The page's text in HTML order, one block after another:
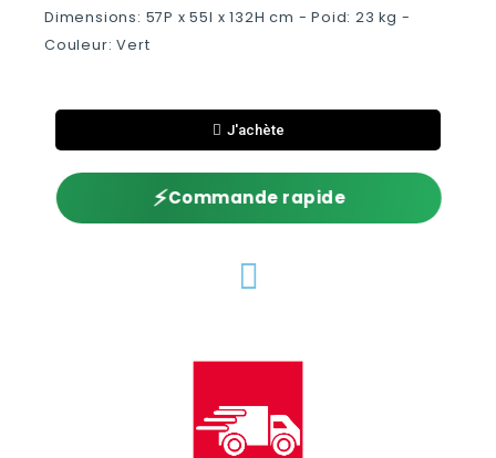
Dimensions: 57P x 55l x 132H cm - Poid: ‎23 kg -
Couleur: Vert
J'achète
⚡Commande rapide